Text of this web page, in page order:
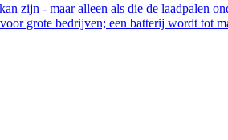
zijn - maar alleen als die de laadpalen
grote bedrijven; een batterij wordt tot